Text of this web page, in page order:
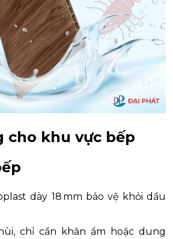
cho khu vực bếp
dày 18 mm bảo vệ khỏi dầu
chỉ cần khăn ẩm hoặc dung